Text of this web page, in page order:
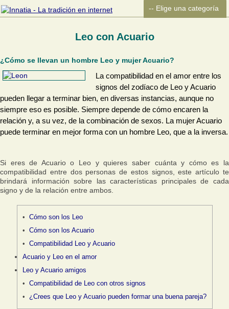
Leo con Acuario
¿Cómo se llevan un hombre Leo y mujer Acuario?
La compatibilidad en el amor entre los
signos del zodíaco de Leo y Acuario
pueden llegar a terminar bien, en diversas instancias, aunque no
siempre eso es posible. Siempre depende de cómo encaren la
relación y, a su vez, de la combinación de sexos. La mujer Acuario
puede terminar en mejor forma con un hombre Leo, que a la inversa.
Si eres de Acuario o Leo y quieres saber cuánta y cómo es la
compatibilidad entre dos personas de estos signos, este artículo te
brindará información sobre las características principales de cada
signo y de la relación entre ambos.
Cómo son los Leo
Cómo son los Acuario
Compatibilidad Leo y Acuario
Acuario y Leo en el amor
Leo y Acuario amigos
Compatibilidad de Leo con otros signos
¿Crees que Leo y Acuario pueden formar una buena pareja?